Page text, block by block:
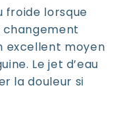
froide lorsque
changement
excellent moyen
Le jet d’eau
la douleur si